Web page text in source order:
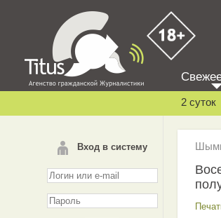
Вход в систему
2 суток